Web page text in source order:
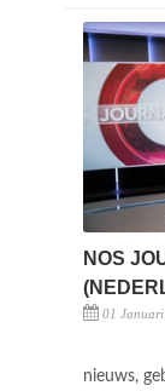
NOS
01
nieuws,